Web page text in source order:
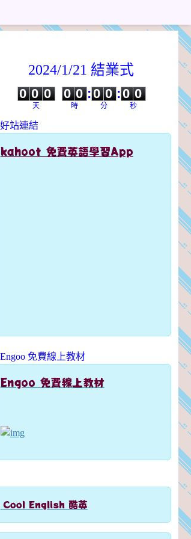
2024/1/21 結業式
0
0
0
0
0
天
0
0
0
0
時
:
0
0
0
0
分
:
0
0 0
秒
kahoot 免費英語學習App
Engoo 免費線上教材
link to https://engoo.com.tw/app/materials/
Cool English 酷英